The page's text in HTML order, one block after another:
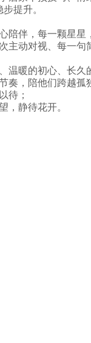
提升。
陪伴，每一颗星星
主动对视、每一
温暖的初心、长
奏，陪他们跨越
待；
，静待花开。